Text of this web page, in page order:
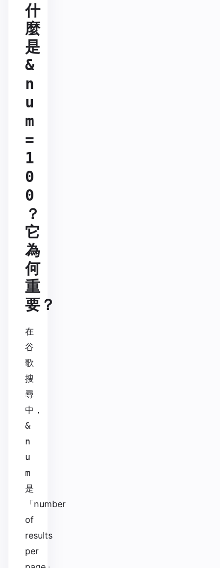
什
麼
是
&
n
u
m
=
1
0
0
？
它
為
何
重
要？
在
谷
歌
搜
尋
中，
&
n
u
m
是
「number
of
results
per